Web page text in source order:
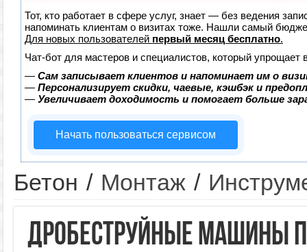
Тот, кто работает в сфере услуг, знает — без ведения
напоминать клиентам о визитах тоже. Нашли самый
Для новых пользователей первый месяц бесплатно.
Чат-бот для мастеров и специалистов, который упрощает
— Сам записывает клиентов и напоминает им о
— Персонализирует скидки, чаевые, кэшбэк и
— Увеличивает доходимость и помогает больше
Начать пользоваться сервисом
Бетон / Монтаж /
Дробеструйные машины